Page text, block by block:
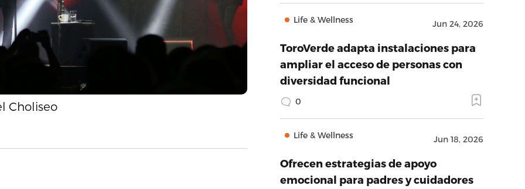
Choliseo
Life & Wellness Jun 24, 2026
ToroVerde adapta instalaciones para
ampliar el acceso de personas con
diversidad funcional
0
Life & Wellness Jun 18, 2026
Ofrecen estrategias de apoyo
emocional para padres y cuidadores